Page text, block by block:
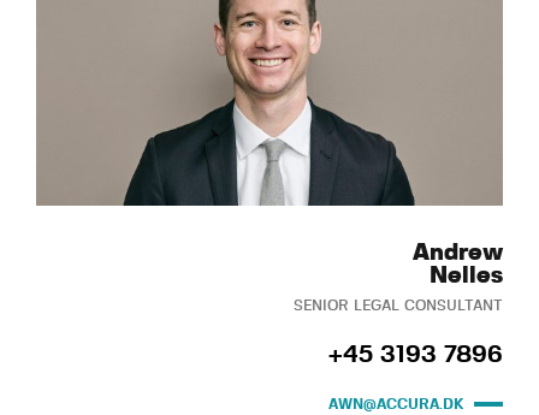
Andrew
Nelles
SENIOR LEGAL CONSULTANT
+45 3193 7896
AWN@ACCURA.DK